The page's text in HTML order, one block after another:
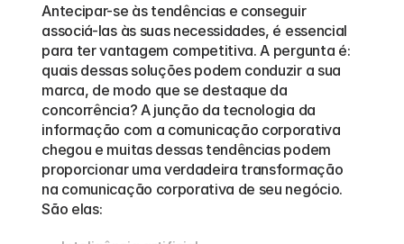
Antecipar-se às tendências e conseguir
associá-las às suas necessidades, é essencial
para ter vantagem competitiva. A pergunta é:
quais dessas soluções podem conduzir a sua
marca, de modo que se destaque da
concorrência? A junção da tecnologia da
informação com a comunicação corporativa
chegou e muitas dessas tendências podem
proporcionar uma verdadeira transformação
na comunicação corporativa de seu negócio.
São elas: